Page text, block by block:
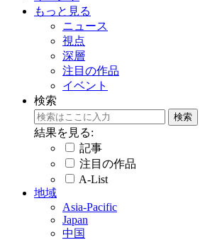
もっと見る
ニュース
視点
深層
注目の作品
イベント
検索
結果を見る:
記事
注目の作品
A-List
地域
Asia-Pacific
Japan
中国